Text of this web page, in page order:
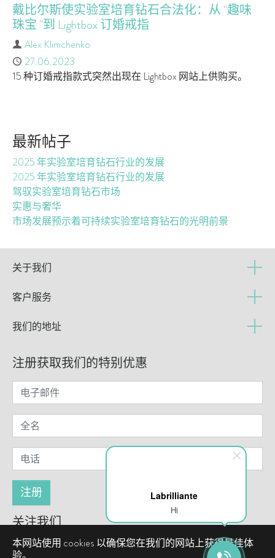
Labrilliante
Hi
本网站使用 cookies 以确保您在我们的网站上获得最佳体
戴比尔斯使实验室培育钻石合法化：从 "趣味
珠宝 "到 Lightbox 订婚戒指
作者
Alex Klimchenko
已发布
27.06.2023
15 种订婚戒指款式突然出现在 Lightbox 网站上供购买。
最新帖子
2025 年实验室培育钻石行业的发展
2025 年实验室培育钻石行业的发展
驾驭实验室培育钻石市场
实惠与奢华
市场发展预示着可持续实验室培育钻石的光明前景
关于我们
客户服务
我们的地址
注册获取我们的特别优惠
关注我们